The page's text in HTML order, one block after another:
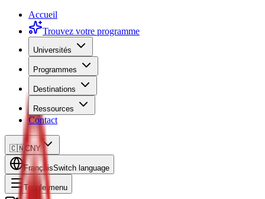
Accueil
Trouvez votre programme
Universités
Programmes
Destinations
Ressources
Contact
🇨🇳 CNY
FrançaisSwitch language
Toggle menu